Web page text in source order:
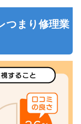
つまり修理業